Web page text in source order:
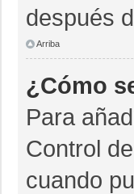
después
Arriba
¿Cómo
Para
Control
cuando